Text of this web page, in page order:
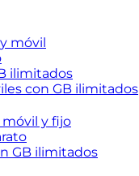
móvil
ilimitados
con GB ilimitados
móvil y fijo
GB ilimitados